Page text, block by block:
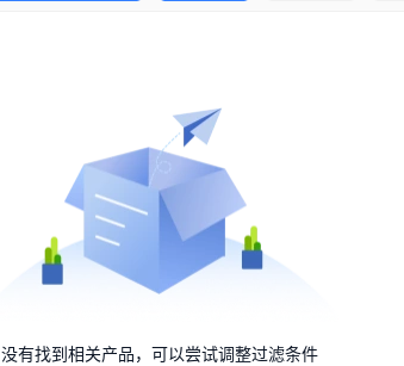
没有找到相关产品，可以尝试调整过滤条件